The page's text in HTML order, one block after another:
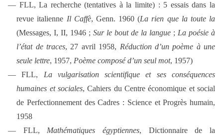
— FLL, La recherche (tentatives à la limite) : 5 essais dans la
revue italienne Il Caffè, Genn. 1960 (La rien que la toute la
(Messages, I, II, 1946 ;Sur le bout de la langue ; La poésie à
l’état de traces, 27 avril 1958, Réduction d’un poème à une
seule lettre, 1957, Poème composé d’un seul mot, 1957)
— FLL, La vulgarisation scientifique et ses conséquences
humaines et sociales, Cahiers du Centre économique et social
de Perfectionnement des Cadres : Science et Progrès humain,
1958
— FLL, Mathématiques égyptiennes, Dictionnaire de la